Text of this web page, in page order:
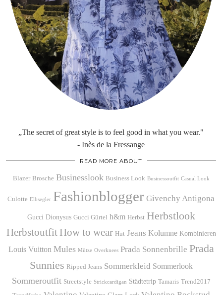
„The secret of great style is to feel good in what you wear."
- Inès de la Fressange
READ MORE ABOUT
Blazer Brosche Businesslook Business Look Businessoutfit Casual Look
Culotte Elbsegler Fashionblogger Givenchy Antigona
Gucci Dionysus Gucci Gürtel h&m Herbst Herbstlook
Herbstoutfit How to wear Hut Jeans Kolumne Kombinieren
Louis Vuitton Mules Mütze Overknees Prada Sonnenbrille Prada
Sunnies Ripped Jeans Sommerkleid Sommerlook
Sommeroutfit Streetstyle Strickcardigan Städtetrip Tamaris Trend2017